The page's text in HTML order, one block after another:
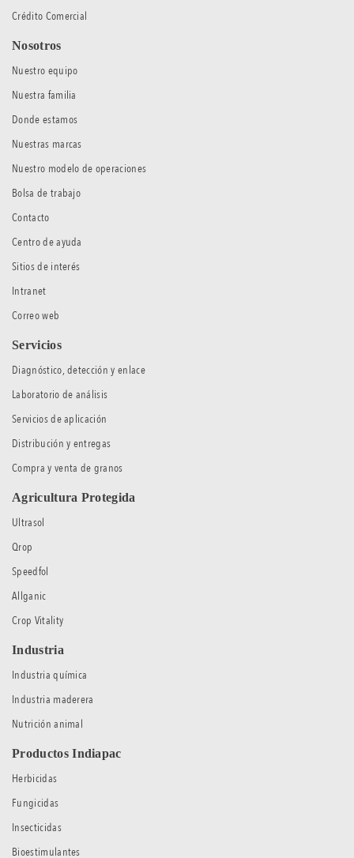
Crédito Comercial
Nosotros
Nuestro equipo
Nuestra familia
Donde estamos
Nuestras marcas
Nuestro modelo de operaciones
Bolsa de trabajo
Contacto
Centro de ayuda
Sitios de interés
Intranet
Correo web
Servicios
Diagnóstico, detección y enlace
Laboratorio de análisis
Servicios de aplicación
Distribución y entregas
Compra y venta de granos
Agricultura Protegida
Ultrasol
Qrop
Speedfol
Allganic
Crop Vitality
Industria
Industria química
Industria maderera
Nutrición animal
Productos Indiapac
Herbicidas
Fungicidas
Insecticidas
Bioestimulantes